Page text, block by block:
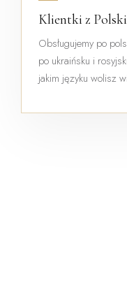
Klientki z
Obsługujemy po
po ukraińsku i
jakim języku wolisz